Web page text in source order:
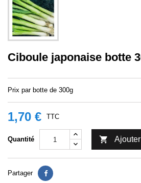
Ciboule japonaise botte
Prix par botte de 300g
1,70 € TTC
Quantité 
Partager